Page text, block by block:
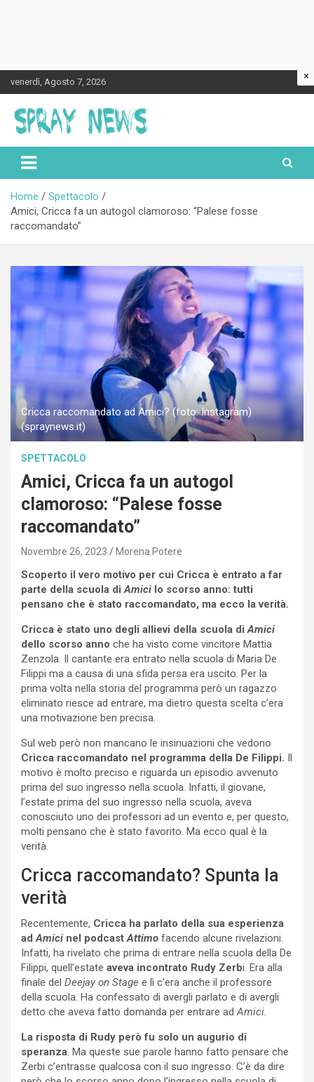
to
content
venerdì, Agosto 7, 2026
Spraynews.it
Home
Spettacolo
Amici, Cricca fa un autogol clamoroso: “Palese fosse
raccomandato”
Cricca raccomandato ad Amici? (foto: Instagram)
(spraynews.it)
SPETTACOLO
Amici, Cricca fa un autogol
clamoroso: “Palese fosse
raccomandato”
Novembre 26, 2023 Morena Potere
Scoperto il vero motivo per cui Cricca è entrato a far
parte della scuola diAmici lo scorso anno: tutti
pensano che è stato raccomandato, ma ecco la verità.
Cricca è stato uno degli allievi della scuola diAmici
dello scorso anno che ha visto come vincitore Mattia
Zenzola. Il cantante era entrato nella scuola di Maria De
Filippi ma a causa di una sfida persa era uscito. Per la
prima volta nella storia del programma però un ragazzo
eliminato riesce ad entrare, ma dietro questa scelta c’era
una motivazione ben precisa.
Sul web però non mancano le insinuazioni che vedono
Cricca raccomandato nel programma della De Filippi.
motivo è molto preciso e riguarda un episodio avvenuto
prima del suo ingresso nella scuola. Infatti, il giovane,
l’estate prima del suo ingresso nella scuola, aveva
conosciuto uno dei professori ad un evento e, per questo,
molti pensano che è stato favorito. Ma ecco qual è la
verità.
Cricca raccomandato? Spunta la
verità
Recentemente, Cricca ha parlato della sua esperienza
adAmici nel podcastAttimo facendo alcune rivelazioni.
Infatti, ha rivelato che prima di entrare nella scuola della De
Filippi, quell’estate aveva incontrato Rudy Zerbi. Era alla
finale del Deejay on Stage e lì c’era anche il professore
della scuola. Ha confessato di avergli parlato e di avergli
detto che aveva fatto domanda per entrare adAmici.
La risposta di Rudy però fu solo un augurio di
speranza. Ma queste sue parole hanno fatto pensare che
Zerbi c’entrasse qualcosa con il suo ingresso. C’è da dire
×